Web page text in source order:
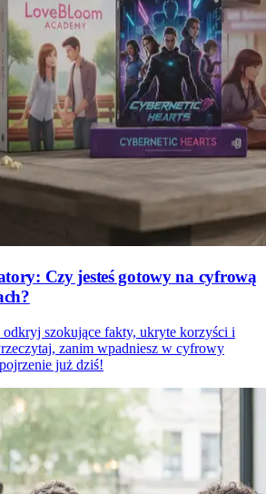
Czy jesteś gotowy na cyfrową
szokujące fakty, ukryte korzyści i
zanim wpadniesz w cyfrowy
już dziś!